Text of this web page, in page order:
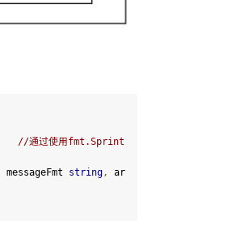
//通过使用fmt.Sprint
messageFmt string,
ar